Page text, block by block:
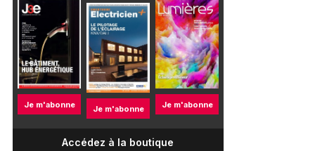
Je m'abonne Je m'abonne Je m'abonne
Accédez à la boutique